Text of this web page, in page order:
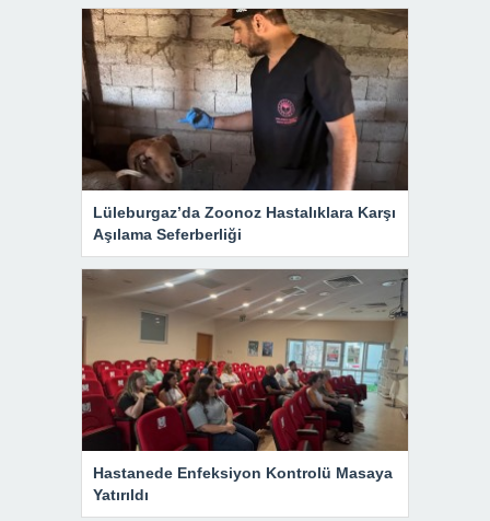
Lüleburgaz’da Zoonoz Hastalıklara Karşı
Aşılama Seferberliği
Hastanede Enfeksiyon Kontrolü Masaya
Yatırıldı